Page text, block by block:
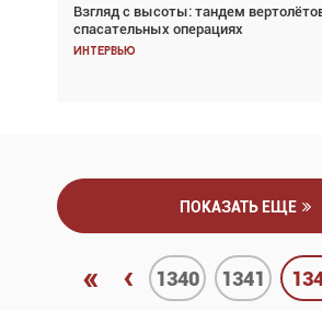
Взгляд с высоты: тандем
спасательных операциях
Интервью
Частный самолёт – это актив.
покупке соответствующим образом
Интервью
ПОКАЗАТЬ ЕЩЕ
« ‹ 1340 1341